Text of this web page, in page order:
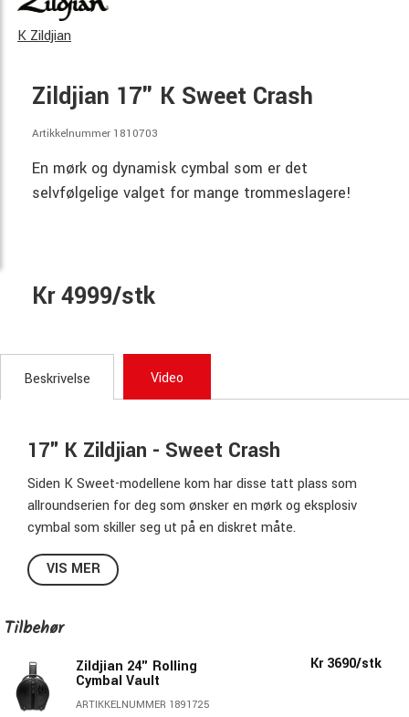
K Zildjian
Zildjian 17" K Sweet Crash
Artikkelnummer 1810703
En mørk og dynamisk cymbal som er det
selvfølgelige valget for mange trommeslagere!
Kr 4999/stk
Beskrivelse Video
17" K Zildjian - Sweet Crash
Siden K Sweet-modellene kom har disse tatt plass som
allroundserien for deg som ønsker en mørk og eksplosiv
cymbal som skiller seg ut på en diskret måte.
Den er en favoritt og det selvfølgelige valget for
trommeslagere i alt fra storband til metalband.
sustainer og en fantastisk mørk undertone. Dynamikken er
helt fantastisk, og den åpner seg på en deilig måte ved myk
spilling, men trives like godt i sterkere lydnivåer uten å
kveles eller levere for lav volum.
Hvert eksemplar i serien er unikt, med variasjoner i både
VIS MER
Tilbehør
Zildjian 24" Rolling
Cymbal Vault
ARTIKKELNUMMER 1891725
Kr 3690/stk